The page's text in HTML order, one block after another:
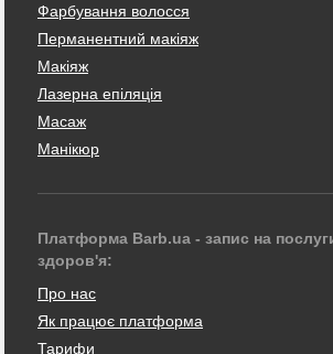
Фарбування волосся
Перманентний макіяж
Макіяж
Лазерна епіляція
Масаж
Манікюр
Платформа Barb.ua - запис на
здоров'я:
Про нас
Як працює платформа
Тарифи